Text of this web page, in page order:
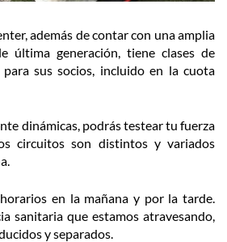
además de contar con una amplia
última generación, tiene clases de
sus socios, incluido en la cuota
dinámicas, podrás testear tu fuerza
circuitos son distintos y variados
en la mañana y por la tarde.
sanitaria que estamos atravesando,
y separados.